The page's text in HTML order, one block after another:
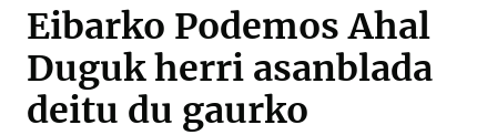
Eibarko Podemos Ahal
Duguk herri asanblada
deitu du gaurko